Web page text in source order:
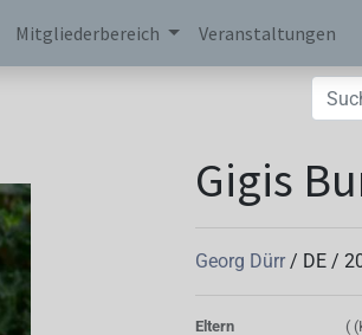
Mitgliederbereich Veranstaltungen
Gigis
Georg Dürr / DE /
Eltern
(